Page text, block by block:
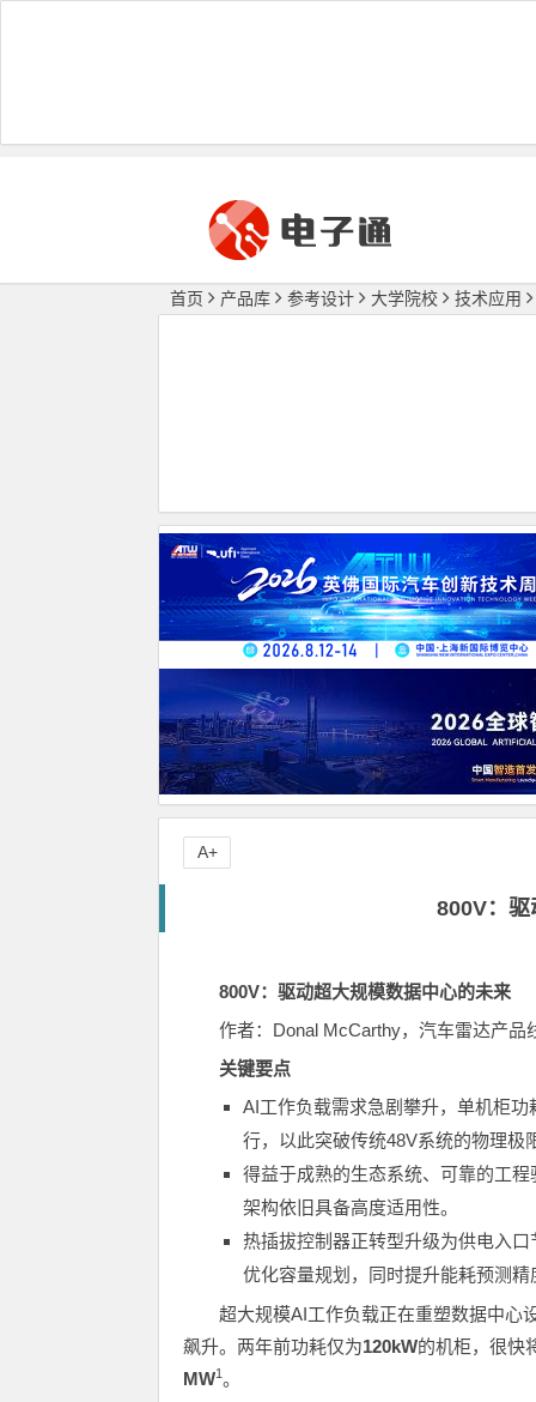
首页 产品库 参考设计 大学院校 技术应用
800V：
800V：驱动超大规模数据中心的未来
作者：Donal McCarthy，汽车雷达产品
关键要点
AI工作负载需求急剧攀升，单机柜
行，以此突破传统48V系统的物理极
得益于成熟的生态系统、可靠的工
架构依旧具备高度适用性。
热插拔控制器正转型升级为供电入
优化容量规划，同时提升能耗预测
超大规模AI工作负载正在重塑数据中心
飙升。两年前功耗仅为120kW的机柜，很快
MW1。
A+